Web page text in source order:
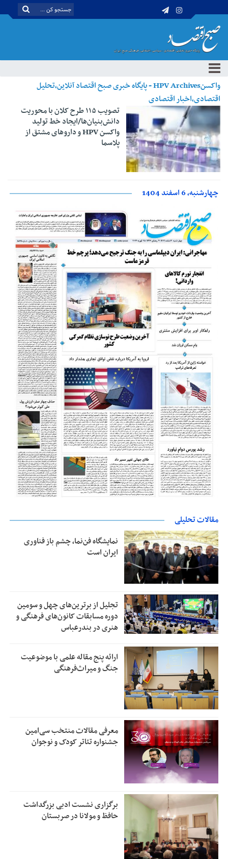
واکسنHPV Archives - پایگاه خبری صبح اقتصاد آنلاین،تحلیل
اقتصادی،اخبار اقتصادی
تصویب ۱۱۵ طرح کلان با محوریت
دانش‌بنیان‌ها/ایجاد خط تولید
واکسن HPV و داروهای مشتق از
پلاسما
چهارشنبه، 6 اسفند 1404
مقالات تحلیلی
نمایشگاه فن‌نما، چشم باز فناوری
ایران است
تجلیل از بر‌ترین‌های چهل و سومین
دوره مسابقات کانون‌های فرهنگی و
هنری در بندرعباس
ارائه پنج مقاله علمی با موضوعیت
جنگ و میراث‌فرهنگی
معرفی مقالات منتخب سی‌امین
جشنواره تئاتر کودک و نوجوان
برگزاری نشست ادبی بزرگداشت
حافظ و مولانا در صربستان